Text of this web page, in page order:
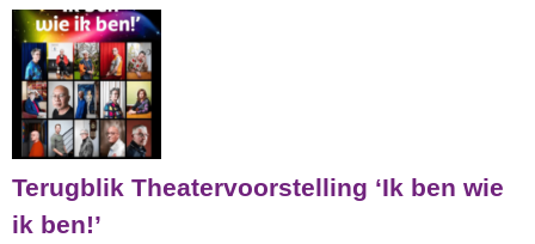
Terugblik Theatervoorstelling ‘Ik ben wie
ik ben!’